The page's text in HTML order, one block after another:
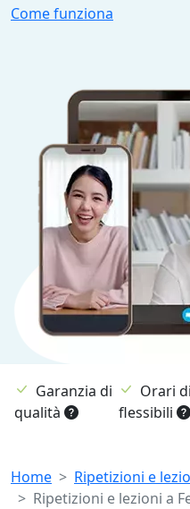
Come funziona
Garanzia di
qualità
Orari
flessibili
Breadcrumb
Home
Ripetizioni e
Ripetizioni e lezioni a